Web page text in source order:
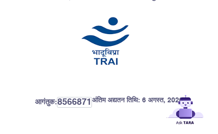
आगंतुक:8566871 अंतिम अद्यतन तिथि: 6 अगस्त, 2026